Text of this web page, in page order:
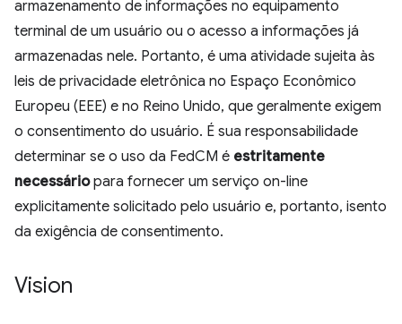
armazenamento de informações no equipamento
terminal de um usuário ou o acesso a informações já
armazenadas nele. Portanto, é uma atividade sujeita às
leis de privacidade eletrônica no Espaço Econômico
Europeu (EEE) e no Reino Unido, que geralmente exigem
o consentimento do usuário. É sua responsabilidade
determinar se o uso da FedCM é estritamente
necessáriopara fornecer um serviço on-line
explicitamente solicitado pelo usuário e, portanto, isento
da exigência de consentimento.
Vision